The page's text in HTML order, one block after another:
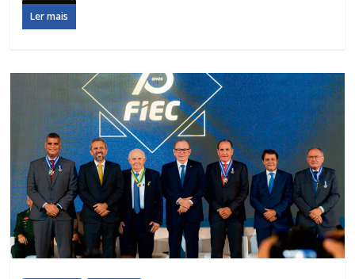
Ler mais